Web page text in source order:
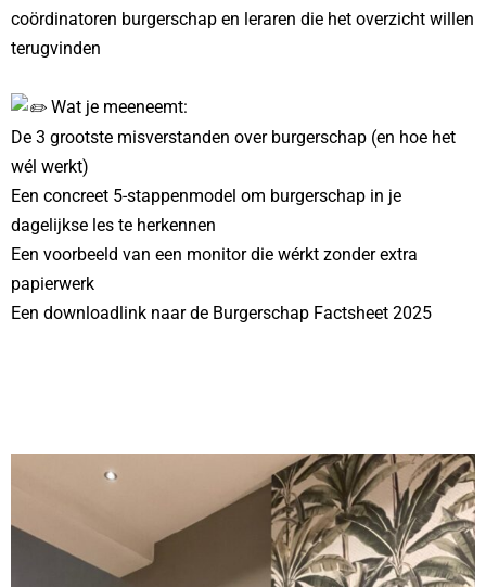
coördinatoren burgerschap en leraren die het overzicht willen
terugvinden
Wat je meeneemt:
De 3 grootste misverstanden over burgerschap (en hoe het
wél werkt)
Een concreet 5-stappenmodel om burgerschap in je
dagelijkse les te herkennen
Een voorbeeld van een monitor die wérkt zonder extra
papierwerk
Een downloadlink naar de Burgerschap Factsheet 2025